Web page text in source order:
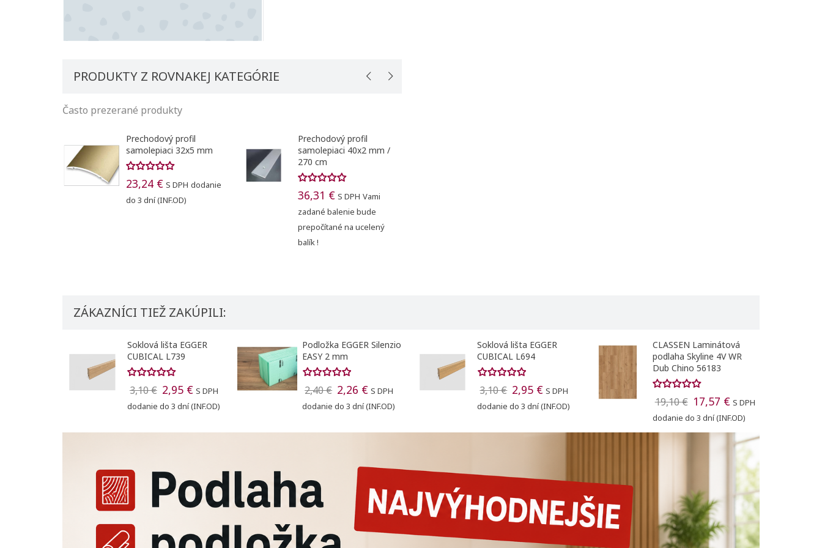
PRODUKTY Z ROVNAKEJ KATEGÓRIE
Často prezerané produkty
Prechodový profil
samolepiaci 40x2 mm /
270 cm
36,31 € S DPH
Prechodový profil
samolepiaci 38x2,5 mm /
270 cm
24,51 € S DPH dodanie
do 3 dní (INF.OD)
ZÁKAZNÍCI TIEŽ ZAKÚPILI:
Soklová lišta EGGER
CUBICAL L739
3,10 € 2,95 € S DPH
dodanie do 3 dní (INF.OD)
Podložka EGGER Silenzio
EASY 2 mm
2,40 € 2,26 € S DPH
dodanie do 3 dní (INF.OD)
Soklová lišta EGGER
CUBICAL L694
3,10 € 2,95 € S DPH
dodanie do 3 dní (INF.OD)
CLASSEN Laminátová
podlaha Skyline 4V WR
Dub Chino 56183
19,10 € 17,57 € S DPH
dodanie do 3 dní (INF.OD)